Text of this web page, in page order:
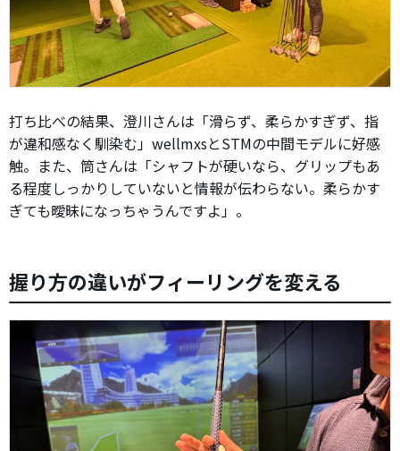
打ち比べの結果、澄川さんは「滑らず、柔らかすぎず、指
が違和感なく馴染む」wellmxsとSTMの中間モデルに好感
触。また、筒さんは「シャフトが硬いなら、グリップもあ
る程度しっかりしていないと情報が伝わらない。柔らかす
ぎても曖昧になっちゃうんですよ」。
握り方の違いがフィーリングを変える